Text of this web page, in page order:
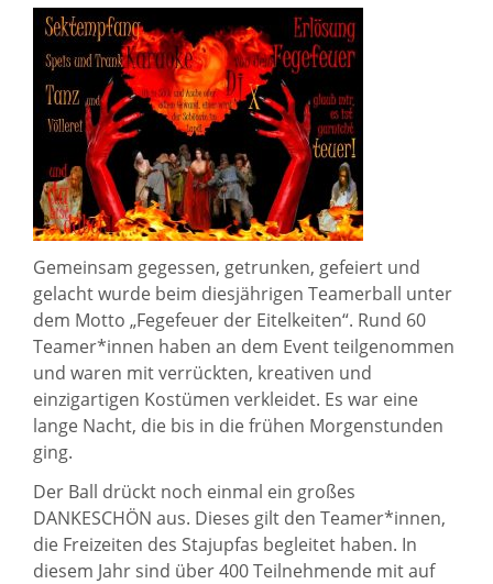
Gemeinsam gegessen, getrunken, gefeiert und
gelacht wurde beim diesjährigen Teamerball unter
dem Motto „Fegefeuer der Eitelkeiten“. Rund 60
Teamer*innen haben an dem Event teilgenommen
und waren mit verrückten, kreativen und
einzigartigen Kostümen verkleidet. Es war eine
lange Nacht, die bis in die frühen Morgenstunden
ging.
Der Ball drückt noch einmal ein großes
DANKESCHÖN aus. Dieses gilt den Teamer*innen,
die Freizeiten des Stajupfas begleitet haben. In
diesem Jahr sind über 400 Teilnehmende mit auf